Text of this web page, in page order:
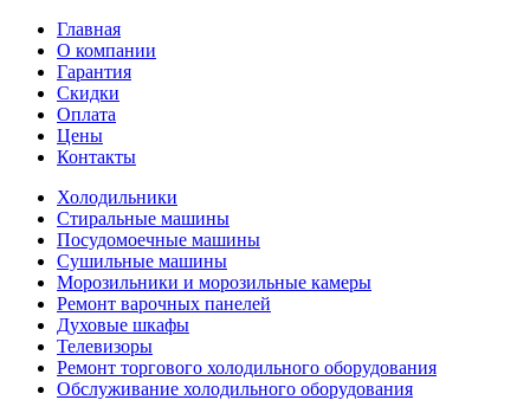
Главная
О компании
Гарантия
Скидки
Оплата
Цены
Контакты
Холодильники
Стиральные машины
Посудомоечные машины
Сушильные машины
Морозильники и морозильные камеры
Ремонт варочных панелей
Духовые шкафы
Телевизоры
Ремонт торгового холодильного оборудования
Обслуживание холодильного оборудования